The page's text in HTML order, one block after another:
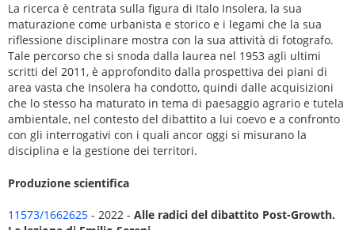
La ricerca è centrata sulla figura di Italo Insolera, la sua
maturazione come urbanista e storico e i legami che la sua
riflessione disciplinare mostra con la sua attività di fotografo.
Tale percorso che si snoda dalla laurea nel 1953 agli ultimi
scritti del 2011, è approfondito dalla prospettiva dei piani di
area vasta che Insolera ha condotto, quindi dalle acquisizioni
che lo stesso ha maturato in tema di paesaggio agrario e tutela
ambientale, nel contesto del dibattito a lui coevo e a confronto
con gli interrogativi con i quali ancor oggi si misurano la
disciplina e la gestione dei territori.
Produzione scientifica
11573/1662625 - 2022 - Alle radici del dibattito Post-Growth.